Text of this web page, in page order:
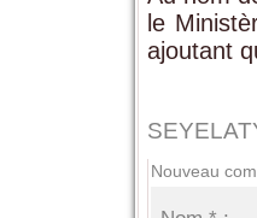
le
ajoutant
Nouveau